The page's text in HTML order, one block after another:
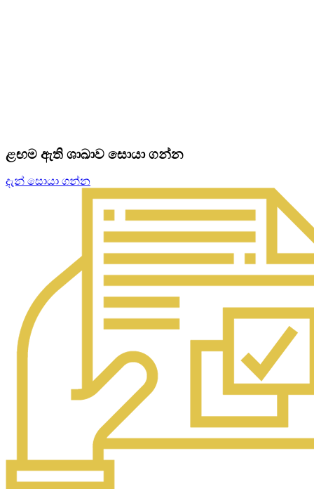
ළඟම ඇති ශාඛාව සොයා ගන්න
දැන් සොයා ගන්න